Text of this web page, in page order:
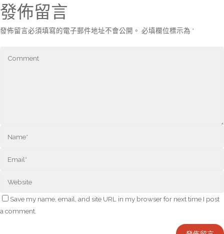
發佈留言
發佈留言必須填寫的電子郵件地址不會公開。 必填欄位標示為 *
Save my name, email, and site URL in my browser for next time I post
a comment.